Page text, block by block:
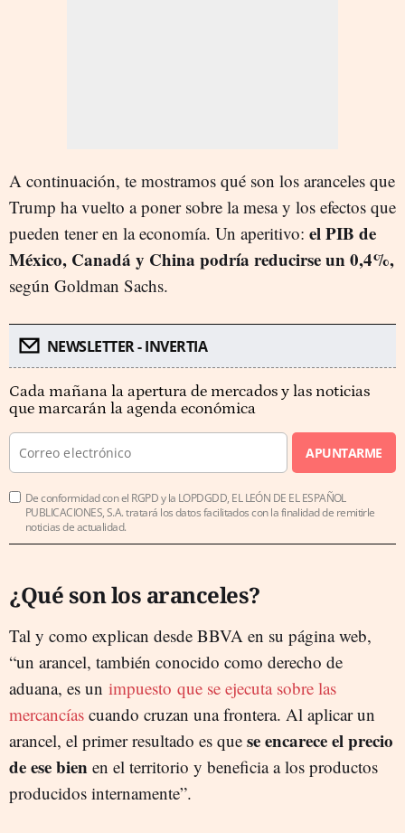
A continuación, te mostramos qué son los aranceles que
Trump ha vuelto a poner sobre la mesa y los efectos que
pueden tener en la economía. Un aperitivo: el PIB de
México, Canadá y China podría reducirse un 0,4%,
según Goldman Sachs.
NEWSLETTER - INVERTIA
Cada mañana la apertura de mercados y las noticias
que marcarán la agenda económica
APUNTARME
De conformidad con el RGPD y la LOPDGDD, EL LEÓN DE EL ESPAÑOL
PUBLICACIONES, S.A. tratará los datos facilitados con la finalidad de remitirle
noticias de actualidad.
¿Qué son los aranceles?
Tal y como explican desde BBVA en su página web,
“un arancel, también conocido como derecho de
aduana, es un impuesto que se ejecuta sobre las
mercancías cuando cruzan una frontera. Al aplicar un
arancel, el primer resultado es que se encarece el precio
de ese bien en el territorio y beneficia a los productos
producidos internamente”.